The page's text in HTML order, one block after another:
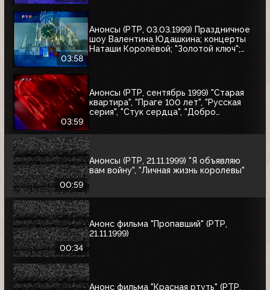
Мюнхгаузен", "Жара в Лос-Анджелесе"
03:58
Анонсы (РТР, 03.03.1999) Праздничное
шоу Валентина Юдашкина; концерты
Наташи Королёвой; "Золотой ключ";
03:59
Анонсы (РТР, сентябрь 1999) "Старая
квартира", "Праге 100 лет", "Русская
серия", "Стук сердца", "Добро
00:59
Анонсы (РТР, 21.11.1999) "Я объявляю
вам войну", "Личная жизнь королевы"
00:34
Анонс фильма "Пропавший" (РТР,
21.11.1999)
Анонс фильма "Красная ртуть" (РТР,